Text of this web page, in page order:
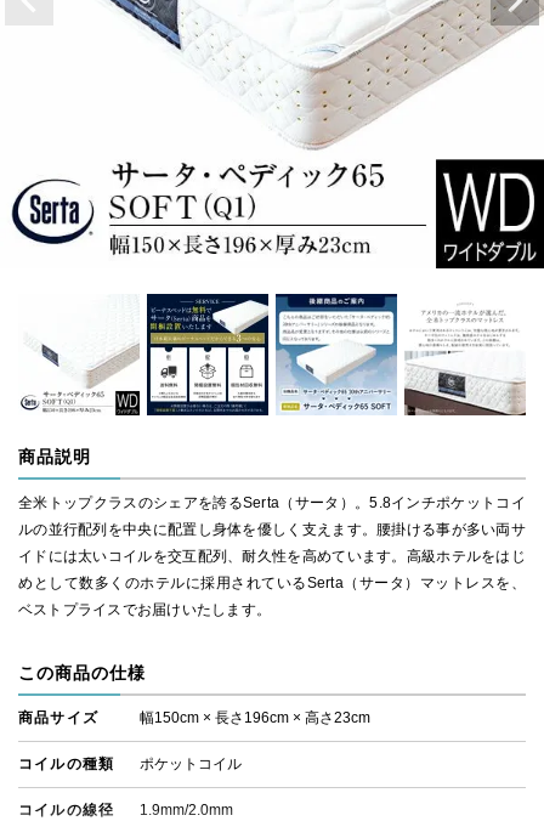
商品説明
全米トップクラスのシェアを誇るSerta（サータ）。5.8インチポケットコイ
ルの並行配列を中央に配置し身体を優しく支えます。腰掛ける事が多い両サ
イドには太いコイルを交互配列、耐久性を高めています。高級ホテルをはじ
めとして数多くのホテルに採用されているSerta（サータ）マットレスを、
ベストプライスでお届けいたします。
この商品の仕様
商品サイズ 幅150cm × 長さ196cm × 高さ23cm
コイルの種類 ポケットコイル
コイルの線径 1.9mm/2.0mm